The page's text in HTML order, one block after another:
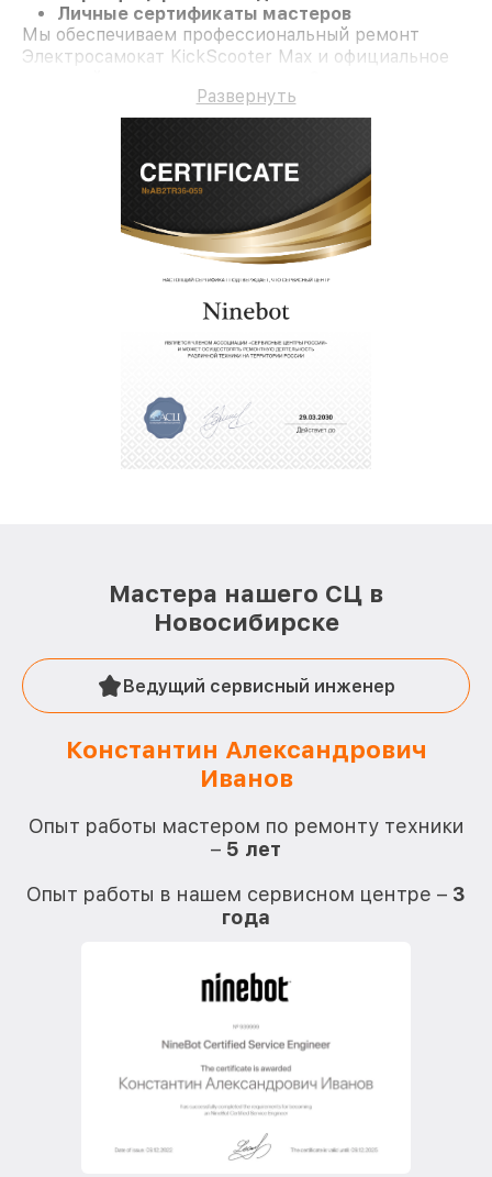
Личные сертификаты мастеров
Мы обеспечиваем профессиональный ремонт
Электросамокат KickScooter Max и официальное
Развернуть
Мастера нашего СЦ в
Новосибирске
Ведущий сервисный инженер
Константин Александрович
Иванов
Опыт работы мастером по ремонту техники
– 5 лет
Опыт работы в нашем сервисном центре – 3
года